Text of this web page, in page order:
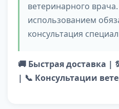
ветеринарного
использованием
консультация
🚚 Быстрая доставка |
| 📞 Консультации